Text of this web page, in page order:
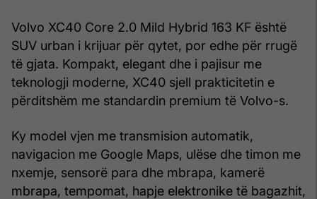
Volvo XC40 Core 2.0 Mild Hybrid 163 KF është
SUV urban i krijuar për qytet, por edhe për rrugë
të gjata. Kompakt, elegant dhe i pajisur me
teknologji moderne, XC40 sjell prakticitetin e
përditshëm me standardin premium të Volvo-s.
Ky model vjen me transmision automatik,
navigacion me Google Maps, ulëse dhe timon me
nxemje, sensorë para dhe mbrapa, kamerë
mbrapa, tempomat, hapje elektronike të bagazhit,